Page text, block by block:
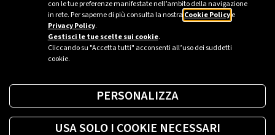
con le tue preferenze manifestate nell’ambito della navigazione
in rete. Per saperne di più consulta la nostra Cookie Policye
Privacy Policy.
Gestisci le tue scelte sui cookie.
Cliccando su "Accetta tutti" acconsenti all’uso dei suddetti
cookie.
PERSONALIZZA
USA SOLO I COOKIE NECESSARI
Sei un’azienda o una PA?
Trova la soluzione più giusta per te.
Richiedi una colonnina